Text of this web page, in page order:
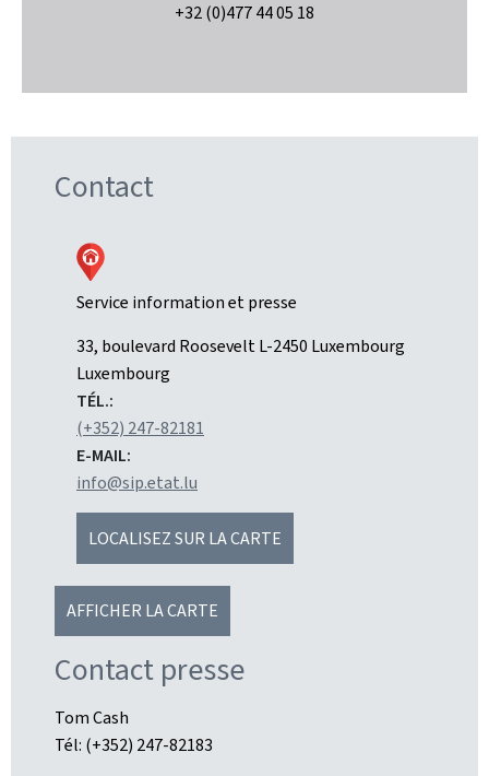
+32 (0)477 44 05 18
Contact
Service information et presse
ADRESSE
:
33, boulevard RooseveltL-2450 Luxembourg
Luxembourg
TÉL.:
(+352) 247-82181
E-MAIL:
info@sip.etat.lu
LOCALISEZ SUR LA CARTE
AFFICHER LA CARTE
Contact presse
Tom Cash
Tél: (+352) 247-82183